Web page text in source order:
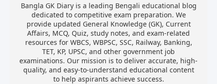
Bangla GK Diary is a leading Bengali educational blog
dedicated to competitive exam preparation. We
provide updated General Knowledge (GK), Current
Affairs, MCQ, Quiz, study notes, and exam-related
resources for WBCS, WBPSC, SSC, Railway, Banking,
TET, KP, UPSC, and other government job
examinations. Our mission is to deliver accurate, high-
quality, and easy-to-understand educational content
to help aspirants achieve success.